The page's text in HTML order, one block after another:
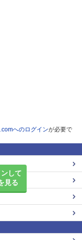
へのログインが必要で
して
見る